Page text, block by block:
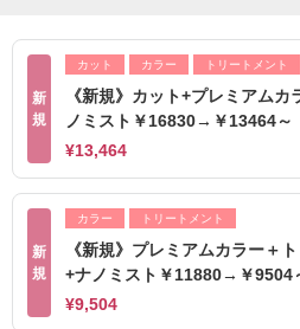
新
規
カット カラー トリートメント
《新規》カット+プレミアムカ
ノミスト￥16830→￥13464～
¥13,464
新
規
カラー トリートメント
《新規》プレミアムカラー＋
+ナノミスト￥11880→￥9504
¥9,504